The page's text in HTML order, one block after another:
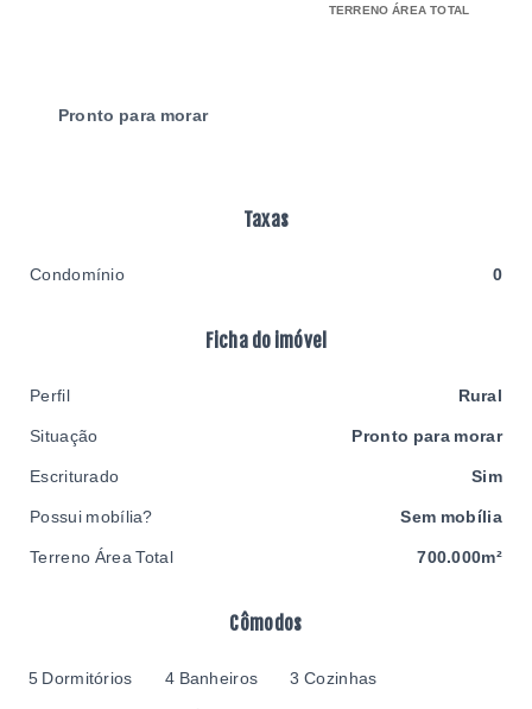
TERRENO ÁREA TOTAL
Pronto para morar
Cômodos
5 Dormitórios 4 Banheiros 3 Cozinhas
Taxas
Condomínio 0
Ficha do imóvel
Perfil Rural
Situação Pronto para morar
Escriturado Sim
Possui mobília? Sem mobília
Terreno Área Total 700.000m²